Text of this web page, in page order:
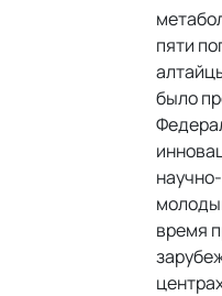
пяти
было
время